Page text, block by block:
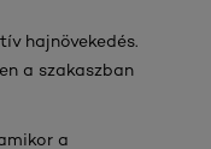
hajnövekedés.
a szakaszban
a